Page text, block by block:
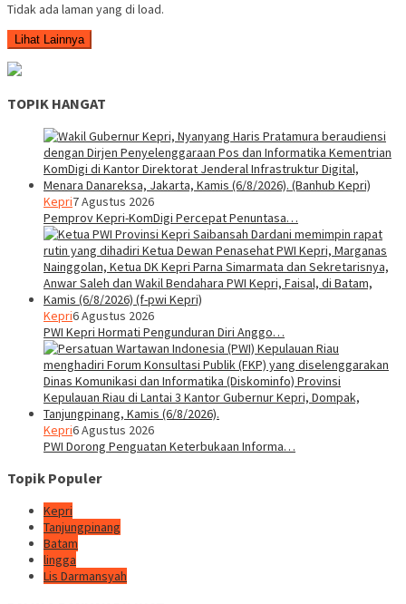
Tidak ada laman yang di load.
Lihat Lainnya
TOPIK HANGAT
Kepri7 Agustus 2026
Pemprov Kepri-KomDigi Percepat Penuntasa…
Kepri6 Agustus 2026
PWI Kepri Hormati Pengunduran Diri Anggo…
Kepri6 Agustus 2026
PWI Dorong Penguatan Keterbukaan Informa…
Topik Populer
Kepri
Tanjungpinang
Batam
lingga
Lis Darmansyah